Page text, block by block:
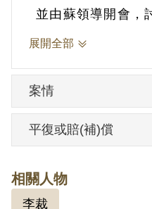
並由蘇領導開會，
灣，歪曲三七五減
織」判處有期徒刑
刑滿開釋。
2000年9月經第1屆
展開全部
案情
平復或賠(補)償
相關人物
李裁